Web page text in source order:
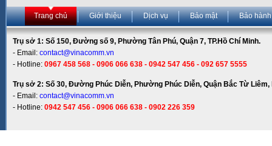
Trang chủ Giới thiệu Dịch vụ Bảo mật Bảo hành
Trụ sở 1: Số 150, Đường số 9, Phường Tân Phú, Quận 7, TP.Hồ Chí Minh.
- Email: contact@vinacomm.vn
- Hotline: 0967 458 568 - 0906 066 638 - 0942 547 456 - 092 657 5555
Trụ sở 2: Số 30, Đường Phúc Diễn, Phường Phúc Diễn, Quận Bắc Từ Liêm,
- Email: contact@vinacomm.vn
- Hotline: 0942 547 456 - 0906 066 638 - 0902 226 359